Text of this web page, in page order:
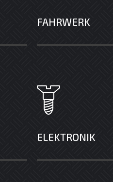
FAHRWERK
ELEKTRONIK